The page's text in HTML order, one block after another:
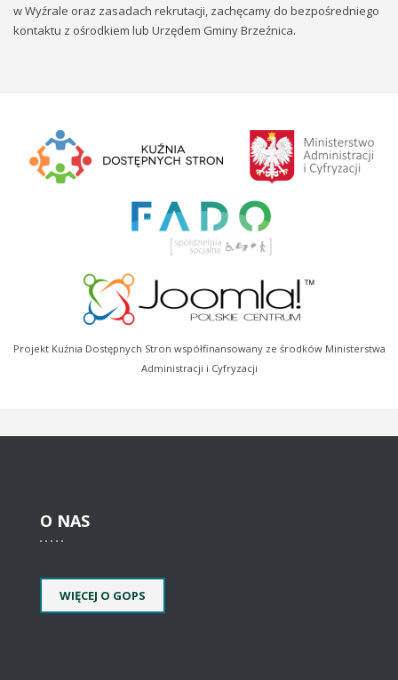
w Wyźrale oraz zasadach rekrutacji, zachęcamy do bezpośredniego
kontaktu z ośrodkiem lub Urzędem Gminy Brzeźnica.
Projekt Kuźnia Dostępnych Stron współfinansowany ze środków Ministerstwa
Administracji i Cyfryzacji
O NAS
WIĘCEJ O GOPS